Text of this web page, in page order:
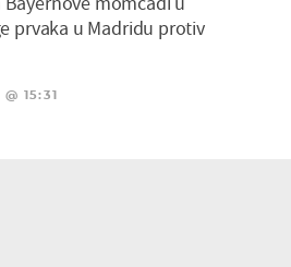
prvaka u Madridu protiv
15:31